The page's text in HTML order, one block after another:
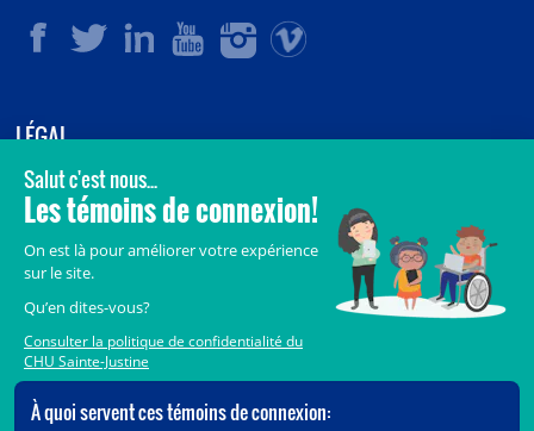
LÉGAL
© 2006-2026CHU Sainte-Justine.
Tous droits réservés.
Crédits
Accès aux documents des organismes publics